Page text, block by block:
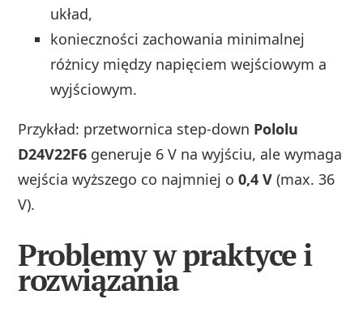
układ,
konieczności zachowania minimalnej
różnicy między napięciem wejściowym a
wyjściowym.
Przykład: przetwornica step-down Pololu
D24V22F6 generuje 6 V na wyjściu, ale wymaga
wejścia wyższego co najmniej o0,4 V (max. 36
V).
Problemy w praktyce i
rozwiązania